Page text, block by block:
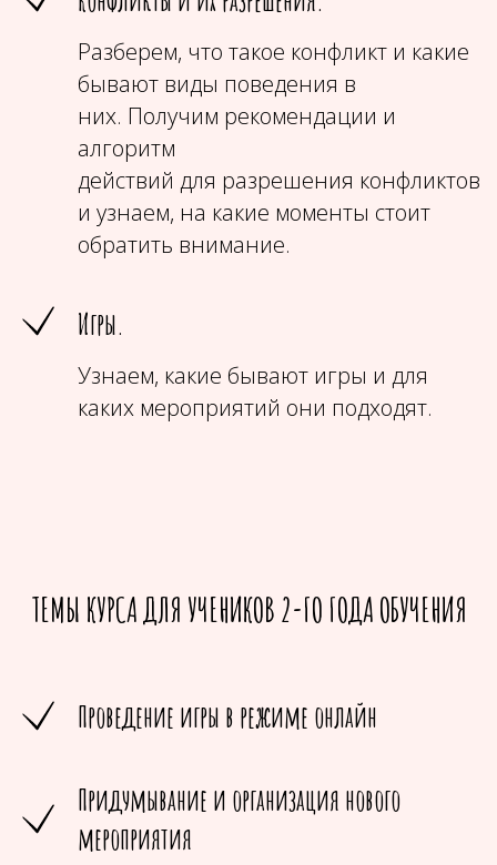
Разберем, что такое конфликт и какие
бывают виды поведения в
них. Получим рекомендации и
алгоритм
действий для разрешения конфликтов
и узнаем, на какие моменты стоит
обратить внимание.
Игры.
Узнаем, какие бывают игры и для
каких мероприятий они подходят.
ТЕМЫ КУРСА ДЛЯ УЧЕНИКОВ 2-ГО ГОДА ОБУЧЕНИЯ
Проведение игры в режиме онлайн
Придумывание и организация нового
мероприятия